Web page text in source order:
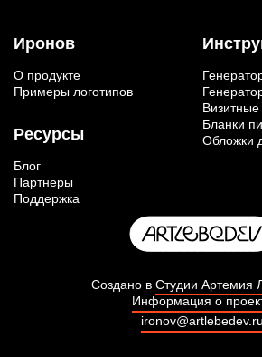
Иронов
О продукте
Примеры логотипов
Ресурсы
Блог
Партнеры
Поддержка
Визитные
Бланки
Обложки
Создано в Студии Артемия
Информация о
ironov@artlebedev.ru